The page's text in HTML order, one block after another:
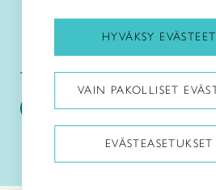
Taitoliitto:
HYVÄKSY EVÄSTEET
VAIN PAKOLLISET
EVÄSTEASETUKSET